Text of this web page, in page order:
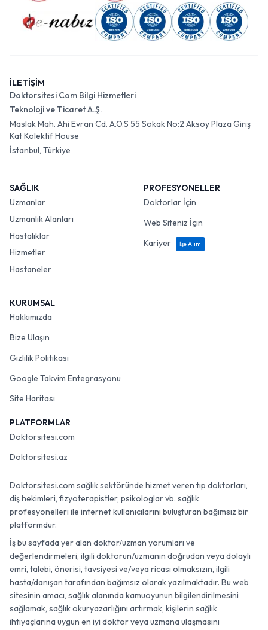
İLETİŞİM
Doktorsitesi Com Bilgi Hizmetleri
Teknoloji ve Ticaret A.Ş.
Maslak Mah. Ahi Evran Cd. A.O.S 55 Sokak No:2 Aksoy Plaza Giriş
Kat Kolektif House
İstanbul, Türkiye
SAĞLIK
Uzmanlar
Uzmanlık Alanları
Hastalıklar
Hizmetler
Hastaneler
PROFESYONELLER
Doktorlar İçin
Web Siteniz İçin
Kariyer
İşe Alım
KURUMSAL
Hakkımızda
Bize Ulaşın
Gizlilik Politikası
Google Takvim Entegrasyonu
Site Haritası
PLATFORMLAR
Doktorsitesi.com
Doktorsitesi.az
Doktorsitesi.com sağlık sektöründe hizmet veren tıp doktorları,
diş hekimleri, fizyoterapistler, psikologlar vb. sağlık
profesyonelleri ile internet kullanıcılarını buluşturan bağımsız bir
platformdur.
İş bu sayfada yer alan doktor/uzman yorumları ve
değerlendirmeleri, ilgili doktorun/uzmanın doğrudan veya dolaylı
emri, talebi, önerisi, tavsiyesi ve/veya ricası olmaksızın, ilgili
hasta/danışan tarafından bağımsız olarak yazılmaktadır. Bu web
sitesinin amacı, sağlık alanında kamuoyunun bilgilendirilmesini
sağlamak, sağlık okuryazarlığını artırmak, kişilerin sağlık
ihtiyaçlarına uygun en iyi doktor veya uzmana ulaşmasını